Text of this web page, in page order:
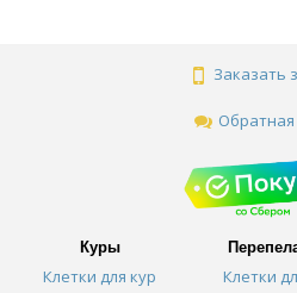
Заказать
Обратная
Куры
Клетки для кур
Клетки